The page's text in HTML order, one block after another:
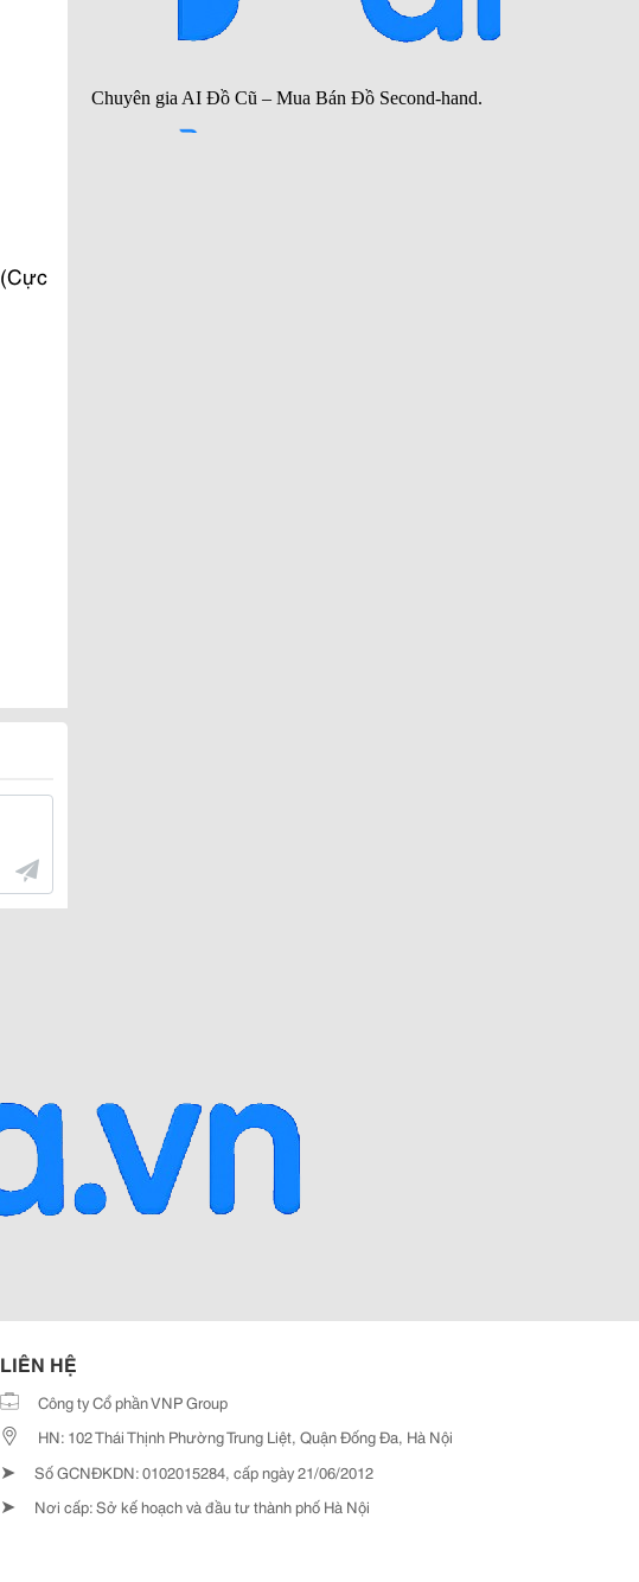
(Cực
LIÊN HỆ
Công ty Cổ phần VNP Group
HN: 102 Thái Thịnh Phường Trung Liệt, Quận Đống Đa, Hà Nội
➤ Số GCNĐKDN: 0102015284, cấp ngày 21/06/2012
➤ Nơi cấp: Sở kế hoạch và đầu tư thành phố Hà Nội